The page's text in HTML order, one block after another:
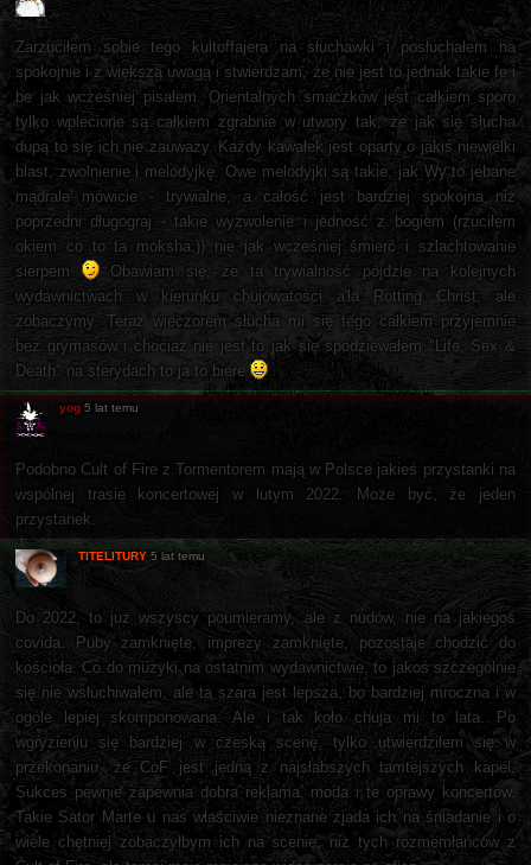
Zarzuciłem sobie tego kultoffajera na słuchawki i posłuchałem na
spokojnie i z większą uwagą i stwierdzam, że nie jest to jednak takie fe i
be jak wcześniej pisałem. Orientalnych smaczków jest całkiem sporo
tylko wplecione są całkiem zgrabnie w utwory tak, że jak się słucha
dupą to się ich nie zauważy. Każdy kawałek jest oparty o jakiś niewielki
blast, zwolnienie i melodyjkę. Owe melodyjki są takie, jak Wy to jebane
mądrale mówicie - trywialne, a całość jest bardziej spokojna niż
poprzedni długograj - takie wyzwolenie i jedność z bogiem (rzuciłem
okiem co to ta moksha;)) nie jak wcześniej śmierć i szlachtowanie
sierpem
Obawiam się, że ta trywialność pójdzie na kolejnych
wydawnictwach w kierunku chujowatości a'la Rotting Christ, ale
zobaczymy. Teraz wieczorem słucha mi się tego całkiem przyjemnie
bez grymasów i chociaż nie jest to jak się spodziewałem "Life, Sex &
Death" na sterydach to ja to biere
yog 5 lat temu
Podobno Cult of Fire z Tormentorem mają w Polsce jakieś przystanki na
wspólnej trasie koncertowej w lutym 2022. Może być, że jeden
przystanek.
TITELITURY 5 lat temu
Do 2022, to już wszyscy poumieramy, ale z nudów, nie na jakiegoś
covida. Puby zamknięte, imprezy zamknięte, pozostaje chodzić do
kościoła. Co do muzyki na ostatnim wydawnictwie, to jakoś szczególnie
się nie wsłuchiwałem, ale ta szara jest lepsza, bo bardziej mroczna i w
ogóle lepiej skomponowana. Ale i tak koło chuja mi to lata. Po
wgryzieniu się bardziej w czeską scenę, tylko utwierdziłem się w
przekonaniu, że CoF jest jedną z najsłabszych tamtejszych kapel.
Sukces pewnie zapewnia dobra reklama, moda i te oprawy koncertów.
Takie Sator Marte u nas właściwie nieznane zjada ich na śniadanie i o
wiele chętniej zobaczyłbym ich na scenie, niż tych rozmemłańców z